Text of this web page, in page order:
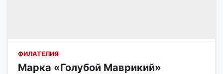
ФИЛАТЕЛИЯ
Марка «Голубой Маврикий»